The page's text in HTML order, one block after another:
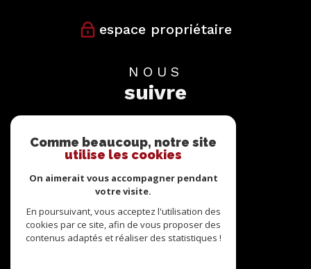
espace propriétaire
NOUS
suivre
NOUS
adhérons
Comme beaucoup, notre site
utilise les cookies
On aimerait vous accompagner pendant
votre visite.
En poursuivant, vous acceptez l'utilisation des
cookies par ce site, afin de vous proposer des
contenus adaptés et réaliser des statistiques !